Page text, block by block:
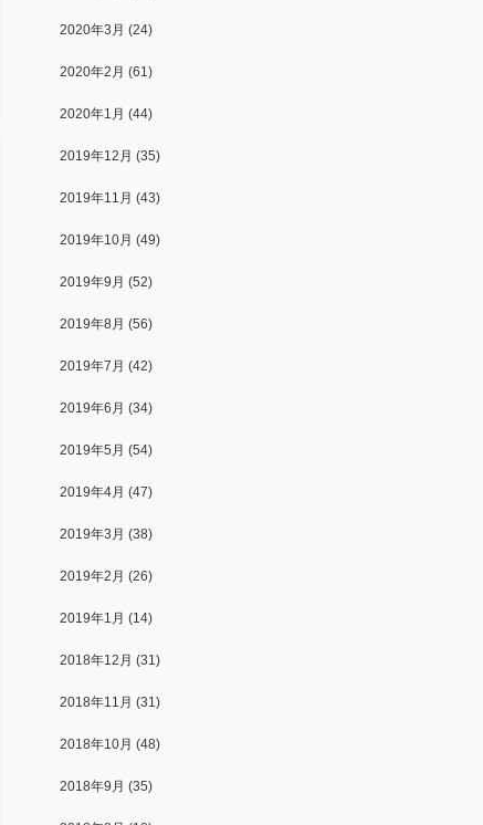
2020年3月 (24)
2020年2月 (61)
2020年1月 (44)
2019年12月 (35)
2019年11月 (43)
2019年10月 (49)
2019年9月 (52)
2019年8月 (56)
2019年7月 (42)
2019年6月 (34)
2019年5月 (54)
2019年4月 (47)
2019年3月 (38)
2019年2月 (26)
2019年1月 (14)
2018年12月 (31)
2018年11月 (31)
2018年10月 (48)
2018年9月 (35)